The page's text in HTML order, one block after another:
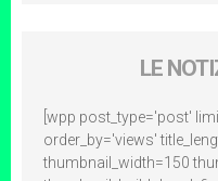
LE
[wpp post_type='post'
order_by='views'
thumbnail_width=150